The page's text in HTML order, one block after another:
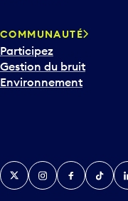
o
u
r
i
v
e
n
COMMUNAUTÉ
Participez
Gestion du bruit
Environnement
TwitterInstagramFacebook
TikTok